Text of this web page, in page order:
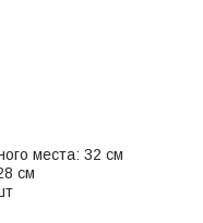
места: 32 см
см